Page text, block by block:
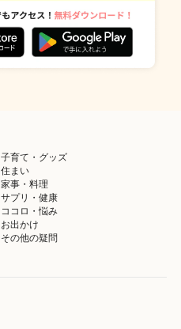
子育て・グッズ
住まい
家事・料理
サプリ・健康
ココロ・悩み
お出かけ
その他の疑問